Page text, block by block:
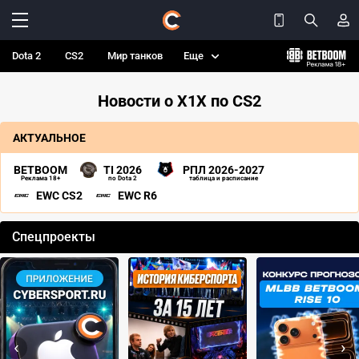
Dota 2 CS2 Мир танков Еще
Новости о X1X по CS2
АКТУАЛЬНОЕ
BETBOOM
Реклама 18+
TI 2026
по Dota 2
РПЛ 2026-2027
таблица и расписание
EWC CS2 EWC R6
Спецпроекты
‹ ›